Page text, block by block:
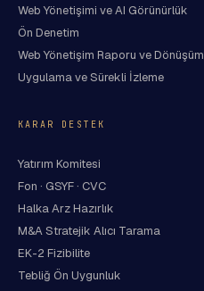
Web Yönetişimi ve AI Görünürlük
Ön Denetim
Web Yönetişim Raporu ve Dönüşüm
Uygulama ve Sürekli İzleme
KARAR DESTEK
Yatırım Komitesi
Fon · GSYF · CVC
Halka Arz Hazırlık
M&A Stratejik Alıcı Tarama
EK-2 Fizibilite
Tebliğ Ön Uygunluk